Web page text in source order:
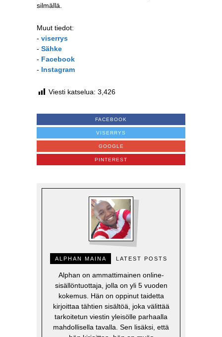
silmällä.
Muut tiedot:
- viserrys
- Sähke
- Facebook
- Instagram
Viesti katselua: 3,426
FACEBOOK
VISERRYS
GOOGLE
PINTEREST
ALPHAN MAINA LATEST POSTS
Alphan on ammattimainen online-
sisällöntuottaja, jolla on yli 5 vuoden
kokemus. Hän on oppinut taidetta
kirjoittaa tähtien sisältöä, joka välittää
tarkoitetun viestin yleisölle parhaalla
mahdollisella tavalla. Sen lisäksi, että